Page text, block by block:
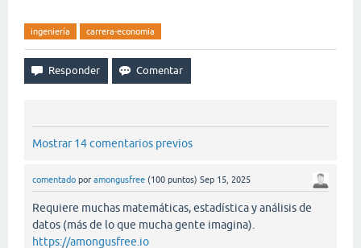
ingeniería carrera-economia
Mostrar 14 comentarios previos
comentado por amongusfree (100 puntos) Sep 15, 2025
Requiere muchas matemáticas, estadística y análisis de
datos (más de lo que mucha gente imagina).
https://amongusfree.io